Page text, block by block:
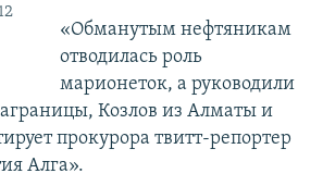
«Обманутым нефтяникам
отводилась роль
марионеток, а руководили
Козлов из Алматы и
прокурора твитт-репортер
Алга».